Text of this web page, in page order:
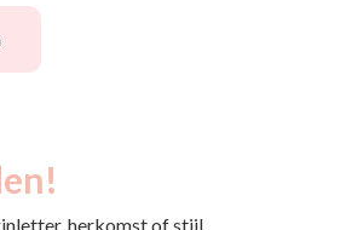
herkomst of stijl